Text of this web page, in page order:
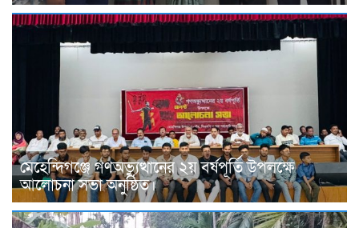
মেহেন্দিগঞ্জে গণঅভ্যুত্থানের ২য় বর্ষপূর্তি উপলক্ষে
আলোচনা সভা অনুষ্ঠিত।